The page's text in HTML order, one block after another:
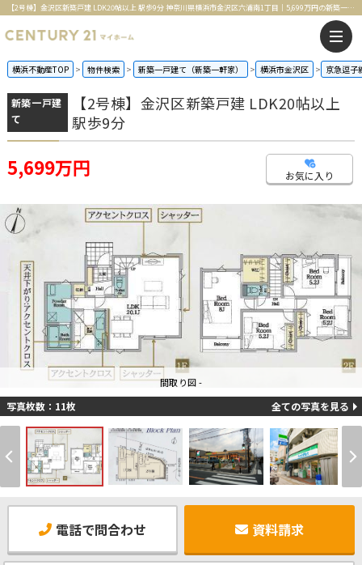
【2号棟】金沢区新築戸建 LDK20帖以上 駅歩9分 神奈川県横浜市金沢区六浦南1丁目｜5,699万円の新築一戸建て｜センチュリー21マイホーム
横浜不動産TOP 物件検索 新築一戸建て（新築一軒家） 横浜市金沢区 京急逗子
新築一戸建
て
【2号棟】金沢区新築戸建 LDK20帖以上
駅歩9分
5,699万円 お気に入り
間取り図 -
写真枚数：11枚 全ての写真を見る
電話で問合わせ 資料請求